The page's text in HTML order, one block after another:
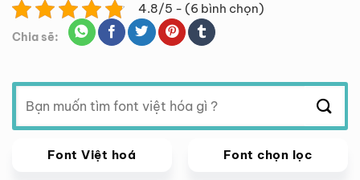
4.8/5 - (6 bình chọn)
Chia sẽ:
Tìm
kiếm:
Font Việt hoá Font chọn lọc